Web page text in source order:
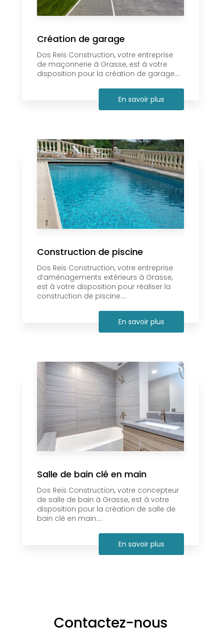
Création de garage
Dos Reis Construction, votre entreprise
de maçonnerie à Grasse, est à votre
disposition pour la création de garage....
En savoir plus
Construction de piscine
Dos Reis Construction, votre entreprise
d’aménagements extérieurs à Grasse,
est à votre disposition pour réaliser la
construction de piscine....
En savoir plus
Salle de bain clé en main
Dos Reis Construction, votre concepteur
de salle de bain à Grasse, est à votre
disposition pour la création de salle de
bain clé en main....
En savoir plus
Contactez-nous